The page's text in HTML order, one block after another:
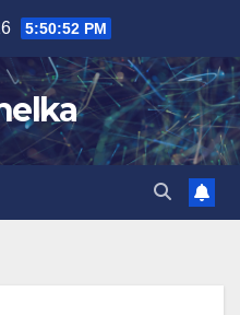
5:50:52 PM